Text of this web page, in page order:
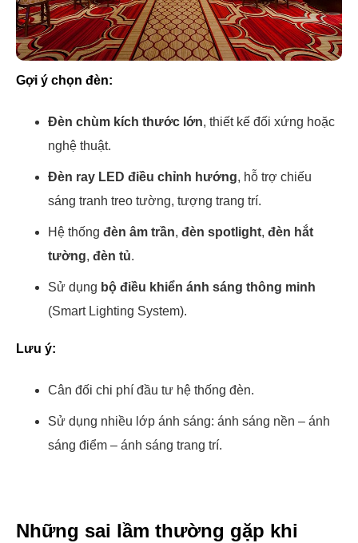
Gợi ý chọn đèn:
Đèn chùm kích thước lớn, thiết kế đối xứng hoặc
nghệ thuật.
Đèn ray LED điều chỉnh hướng, hỗ trợ chiếu
sáng tranh treo tường, tượng trang trí.
Hệ thống đèn âm trần, đèn spotlight, đèn hắt
tường, đèn tủ.
Sử dụng bộ điều khiển ánh sáng thông minh
(Smart Lighting System).
Lưu ý:
Cân đối chi phí đầu tư hệ thống đèn.
Sử dụng nhiều lớp ánh sáng: ánh sáng nền – ánh
sáng điểm – ánh sáng trang trí.
Những sai lầm thường gặp khi